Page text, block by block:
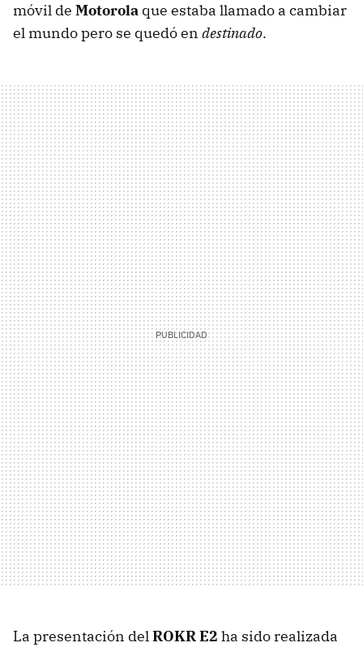
móvil de Motorola que estaba llamado a cambiar
el mundo pero se quedó en destinado.
La presentación delROKR E2 ha sido realizada